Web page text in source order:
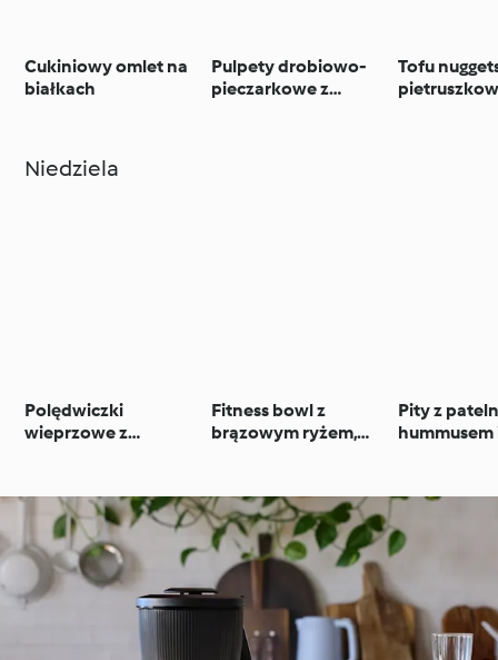
Cukiniowy omlet na
białkach
Pulpety drobiowo-
pieczarkowe z
Tofu
Niedziela
Polędwiczki
wieprzowe z
cytrynowym
Fitness bowl z
brązowym ryżem,
salsą pomidorową
Pity z
hummusem